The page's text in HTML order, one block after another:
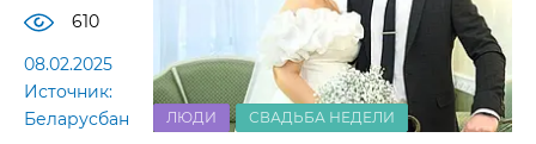
610
08.02.2025
Источник:
Беларусбанк
ЛЮДИ СВАДЬБА НЕДЕЛИ